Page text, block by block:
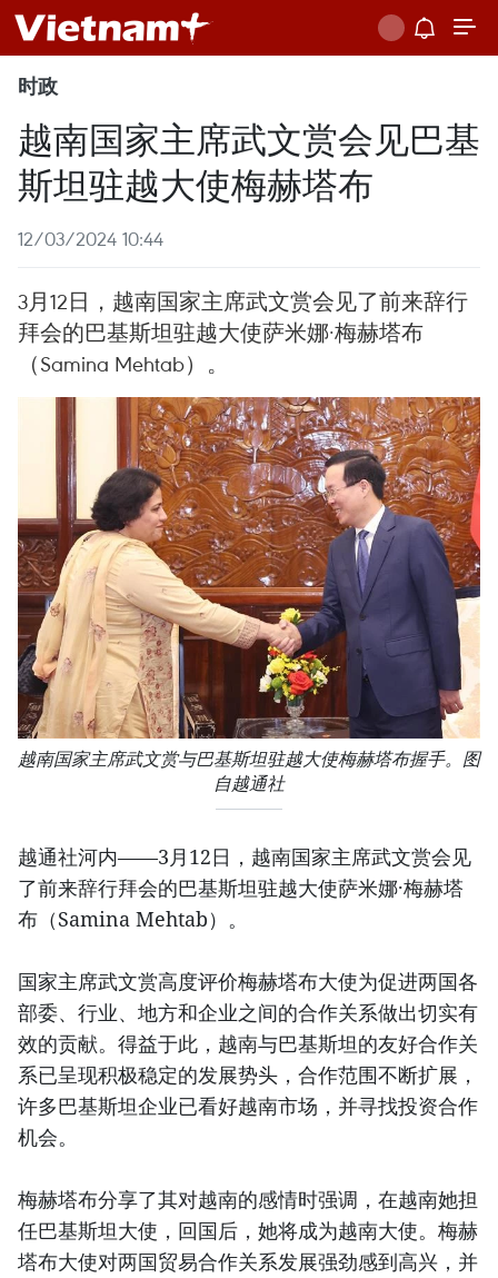
时政
越南国家主席武文赏会见巴基
斯坦驻越大使梅赫塔布
12/03/2024 10:44
3月12日，越南国家主席武文赏会见了前来辞行
拜会的巴基斯坦驻越大使萨米娜·梅赫塔布
（Samina Mehtab）。
越南国家主席武文赏与巴基斯坦驻越大使梅赫塔布握手。图
自越通社
越通社河内——3月12日，越南国家主席武文赏会见
了前来辞行拜会的巴基斯坦驻越大使萨米娜·梅赫塔
布（Samina Mehtab）。
国家主席武文赏高度评价梅赫塔布大使为促进两国各
部委、行业、地方和企业之间的合作关系做出切实有
效的贡献。得益于此，越南与巴基斯坦的友好合作关
系已呈现积极稳定的发展势头，合作范围不断扩展，
许多巴基斯坦企业已看好越南市场，并寻找投资合作
机会。
梅赫塔布分享了其对越南的感情时强调，在越南她担
任巴基斯坦大使，回国后，她将成为越南大使。梅赫
塔布大使对两国贸易合作关系发展强劲感到高兴，并